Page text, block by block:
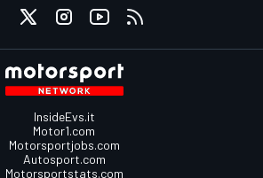
InsideEvs.it
Motor1.com
Motorsportjobs.com
Autosport.com
Motorsportstats.com